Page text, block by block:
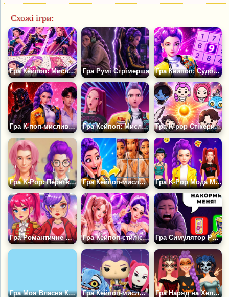
Схожі ігри:
Гра Кейпоп: Мисливиці на Демонів — Малювання за Номерами Гра Румі Стрімерша Гра Кейпоп: Судоку Разом із Хантрікс
Гра К-поп-мисливиці: Кохання та Демони Гра Кейпоп: Мисливиці на Демонів — Пазли: Румі Хантрікс Гра K-pop Стікери: Бей Біт
Гра K-Pop: Перетворення з Ботаніка на Популярного Виконавця Гра Кейпоп-мисливиці: Пазли: Румі Хантрікс Гра K-Pop Мода Мисливців на Демонів
Гра Романтичне Перетворення в Стилі К-Поп Гра Кейпоп-стиліст: Дівчата-айдоли Гра Симулятор Румі Хантрікс: Кейпоп-мисливиця на Демонів
Гра Моя Власна К-поп група Гра Кейпоп-мисливиці на Демонів: Іграшки Гашапон Гра Наряд на Хелловін у Стилі K-Pop